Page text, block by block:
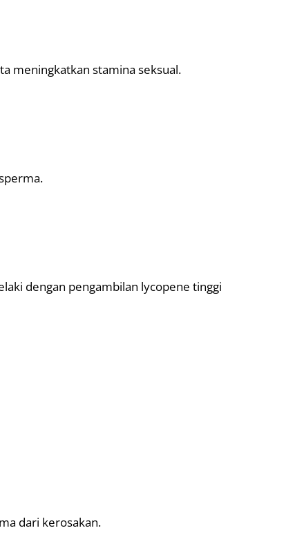
meningkatkan stamina seksual.
dengan pengambilan lycopene tinggi
dari kerosakan.